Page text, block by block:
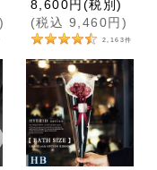
)
8,600円 (税別)
(税込 9,460円 )
2,163件